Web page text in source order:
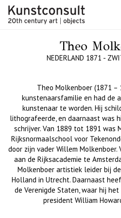
Theo
NEDERLAND 1871 -
Theo Molkenboer (1871 –
kunstenaarsfamilie en had de
kunstenaar te worden. Hij
lithografeerde, en daarnaast was
schrijver. Van 1889 tot 1891 was
Rijksnormaalschool voor
door zijn vader Willem
aan de Rijksacademie te
Molkenboer artistiek leider bij
Holland in Utrecht. Daarnaast
de Verenigde Staten, waar hij
president William